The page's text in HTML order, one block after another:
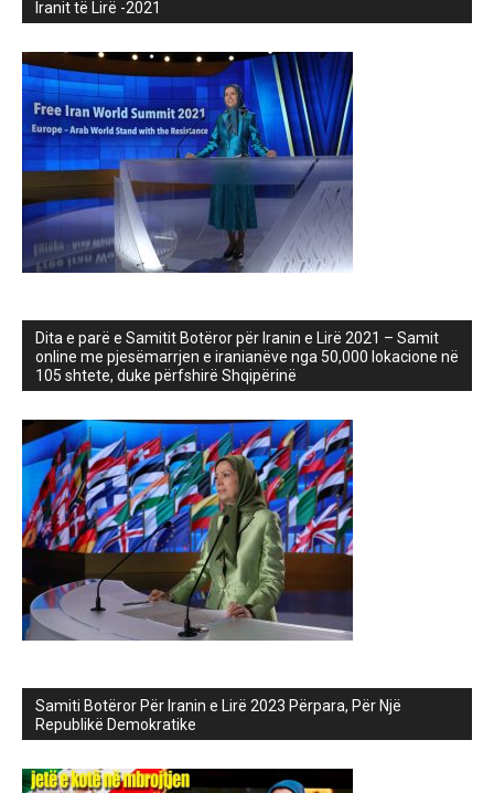
Iranit të Lirë -2021
Dita e parë e Samitit Botëror për Iranin e Lirë 2021 – Samit
online me pjesëmarrjen e iranianëve nga 50,000 lokacione në
105 shtete, duke përfshirë Shqipërinë
Samiti Botëror Për Iranin e Lirë 2023 Përpara, Për Një
Republikë Demokratike